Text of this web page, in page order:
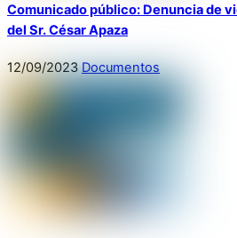
Comunicado público: Denuncia de
del Sr. César Apaza
12/09/2023 Documentos